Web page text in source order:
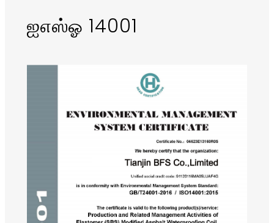
ஐஎஸ்ஓ 14001